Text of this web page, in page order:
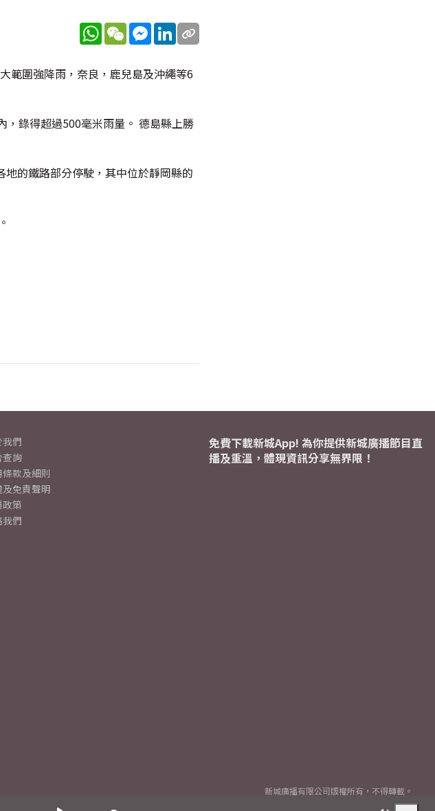
WhatsApp
WeChatMessenger
LinkedIn
範圍強降雨，奈良，鹿兒島及沖繩等6
，錄得超過500毫米雨量。 德島縣上勝
的鐵路部分停駛，其中位於靜岡縣的
我們
查詢
款及細則
及免責聲明
策
們
免費下載新城App! 為你提供新城廣播節目直
播及重溫，體現資訊分享無界限！
新城廣播有限公司版權所有，不得轉載。
2026© Metro Broadcast Corporation Limited. All rights reserved.